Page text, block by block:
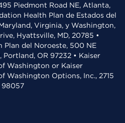
Piedmont Road NE, Atlanta,
Health Plan de Estados del
Virginia, y Washington,
Hyattsville, MD, 20785 •
Plan del Noroeste, 500 NE
OR 97232 • Kaiser
Washington or Kaiser
Washington Options, Inc., 2715
98057